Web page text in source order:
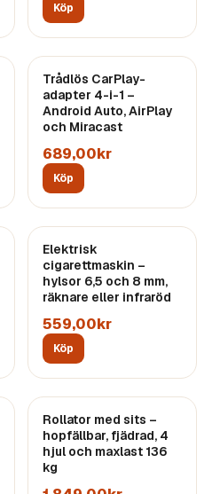
Köp
Trådlös CarPlay-
adapter 4-i-1 –
Android Auto, AirPlay
och Miracast
689,00kr
Köp
Elektrisk
cigarettmaskin –
hylsor 6,5 och 8 mm,
räknare eller infraröd
559,00kr
Köp
Rollator med sits –
hopfällbar, fjädrad, 4
hjul och maxlast 136
kg